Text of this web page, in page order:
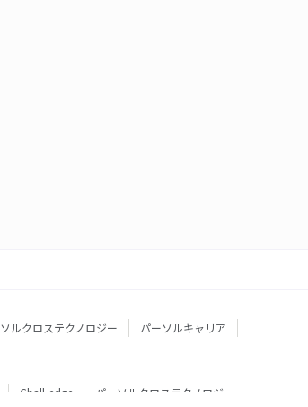
ルクロステクノロジー
パーソルキャリア
Chall-edge パーソルクロステクノロジー